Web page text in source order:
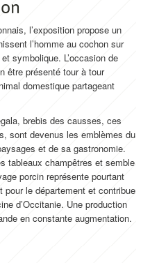
l’exposition propose un
l’homme au cochon sur
symbolique. L’occasion de
être présenté tour à tour
domestique partageant
brebis des causses, ces
sont devenus les emblèmes du
et de sa gastronomie.
tableaux champêtres et semble
porcin représente pourtant
pour le département et contribue
d’Occitanie. Une production
en constante augmentation.